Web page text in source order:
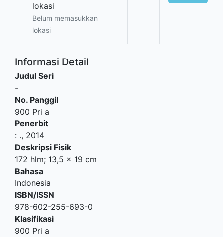
lokasi
Belum memasukkan
lokasi
Informasi Detail
Judul Seri
-
No. Panggil
900 Pri a
Penerbit
: ., 2014
Deskripsi Fisik
172 hlm; 13,5 x 19 cm
Bahasa
Indonesia
ISBN/ISSN
978-602-255-693-0
Klasifikasi
900 Pri a